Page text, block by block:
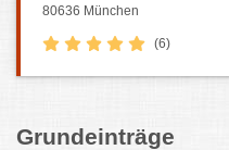
80636 München
(6)
Grundeinträge